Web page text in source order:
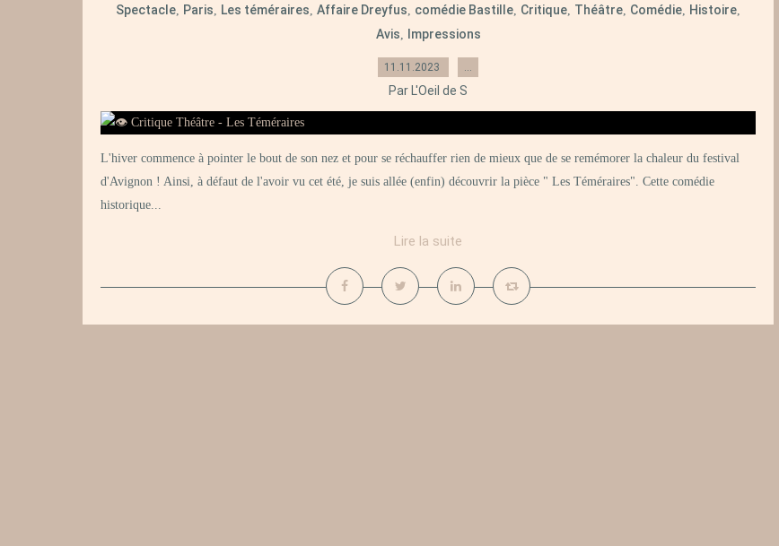
Spectacle, Paris, Les téméraires, Affaire Dreyfus, comédie Bastille, Critique, Théâtre, Comédie, Histoire,
Avis, Impressions
11.11.2023 …
Par L'Oeil de S
L'hiver commence à pointer le bout de son nez et pour se réchauffer rien de mieux que de se remémorer la chaleur du festival
d'Avignon ! Ainsi, à défaut de l'avoir vu cet été, je suis allée (enfin) découvrir la pièce " Les Téméraires". Cette comédie
historique...
Lire la suite